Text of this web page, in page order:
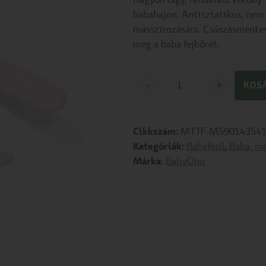
babahajon. Antisztatikus,
masszírozására.
meg a baba fejbőrét.
- +
Cikkszám: MTTF-
Kategóriák: Babafésű, Baba,
Márka: BabyOno